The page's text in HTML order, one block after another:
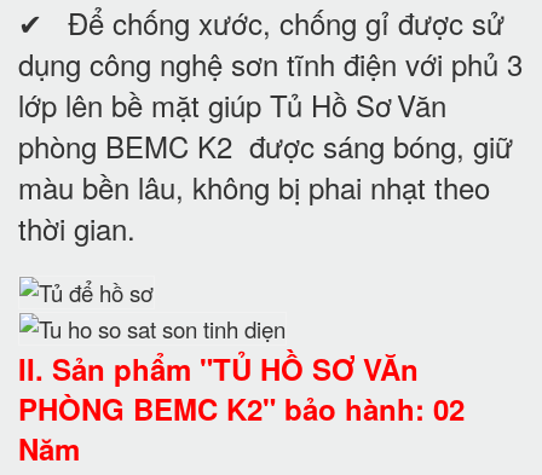
✔ Để chống xước, chống gỉ được sử
dụng công nghệ sơn tĩnh điện với phủ 3
lớp lên bề mặt giúp Tủ Hồ SơVăn
phòng BEMC K2 được sáng bóng, giữ
màu bền lâu, không bị phai nhạt theo
thời gian.
II. Sản phẩm "TỦ HỒ SƠ VĂn
PHÒNG BEMC K2" bảo hành: 02
Năm